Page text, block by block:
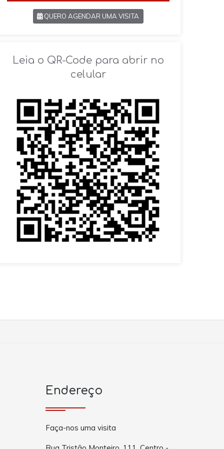
QUERO AGENDAR UMA VISITA
VOLTAR
Leia o QR-Code para abrir no
celular
Endereço
Faça-nos uma visita